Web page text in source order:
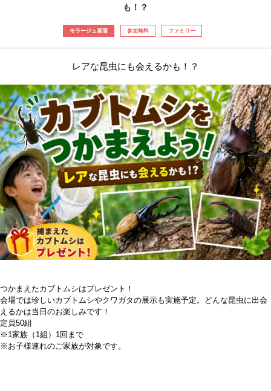
も！？
モラージュ菖蒲 参加無料 ファミリー
レアな昆虫にも会えるかも！？
つかまえたカブトムシはプレゼント！
会場では珍しいカブトムシやクワガタの展示も実施予定。どんな昆虫に出会
えるかは当日のお楽しみです！
定員50組
※1家族（1組）1回まで
※お子様連れのご家族が対象です。